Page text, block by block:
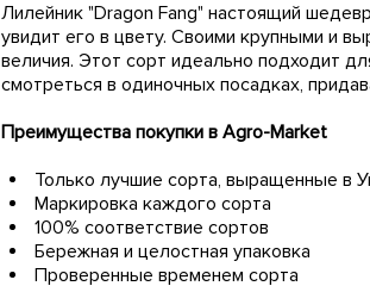
Лилейник "Dragon Fang" настоящий
увидит его в цвету. Своими крупными и
величия. Этот сорт идеально подходит
смотреться в одиночных посадках,
Преимущества покупки в Agro-Market
Только лучшие сорта, выращенные в
Маркировка каждого сорта
100% соответствие сортов
Бережная и целостная упаковка
Проверенные временем сорта